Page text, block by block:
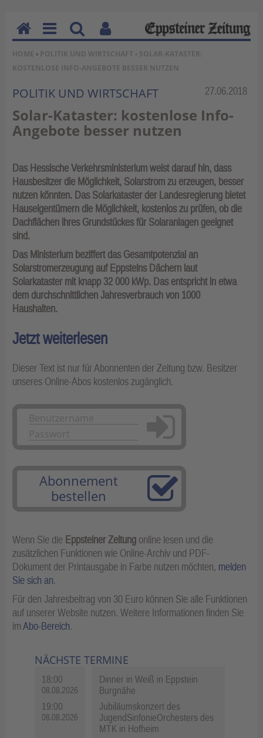
SIE BEFINDEN SICH HIER:
HOME › POLITIK UND WIRTSCHAFT › SOLAR-KATASTER:
KOSTENLOSE INFO-ANGEBOTE BESSER NUTZEN
Rubrik:
POLITIK UND WIRTSCHAFT 27.06.2018
Solar-Kataster: kostenlose Info-
Angebote besser nutzen
Das Hessische Verkehrsministerium weist darauf hin, dass
Hausbesitzer die Möglichkeit, Solarstrom zu erzeugen, besser
nutzen könnten. Das Solarkataster der Landesregierung bietet
Hauseigentümern die Möglichkeit, kostenlos zu prüfen, ob die
Dachflächen ihres Grundstückes für Solaranlagen geeignet
sind.
Das Ministerium beziffert das Gesamtpotenzial an
Solarstromerzeugung auf Eppsteins Dächern laut
Solarkataster mit knapp 32 000 kWp. Das entspricht in etwa
dem durchschnittlichen Jahresverbrauch von 1000
Haushalten.
Jetzt weiterlesen
Dieser Text ist nur für Abonnenten der Zeitung bzw. Besitzer
unseres Online-Abos kostenlos zugänglich.
Anmelden
Abonnement
bestellen
Wenn Sie die Eppsteiner Zeitung online lesen und die
zusätzlichen Funktionen wie Online-Archiv und PDF-
Dokument der Printausgabe in Farbe nutzen möchten, melden
Sie sich an.
Für den Jahresbeitrag von 30 Euro können Sie alle Funktionen
auf unserer Website nutzen. Weitere Informationen finden Sie
imAbo-Bereich.
NÄCHSTE TERMINE
18:00
08.08.2026
Dinner in Weiß in Eppstein
Burgnähe
19:00
08.08.2026
Jubiläumskonzert des
JugendSinfonieOrchesters des
MTK in Hofheim
H
o
m
e
M
en
u
Su
ch
en
Be
nu
tz
erf
un
kti
on